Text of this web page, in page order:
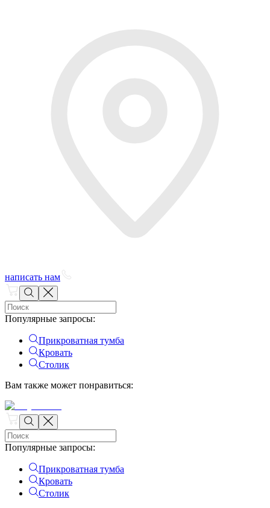
написать нам
Популярные запросы:
Прикроватная тумба
Кровать
Столик
Вам также может понравиться:
Популярные запросы:
Прикроватная тумба
Кровать
Столик